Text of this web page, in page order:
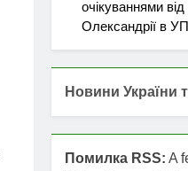
очікуваннями
Олександрії в
Новини України
Помилка RSS: A